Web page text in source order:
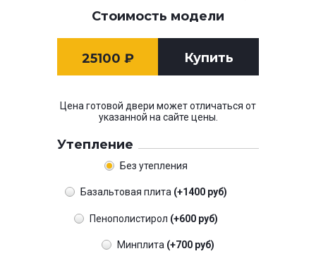
Стоимость модели
25100 ₽ Купить
Цена готовой двери может отличаться от
указанной на сайте цены.
Утепление
Без утепления
Базальтовая плита (+1400 руб)
Пенополистирол (+600 руб)
Минплита (+700 руб)